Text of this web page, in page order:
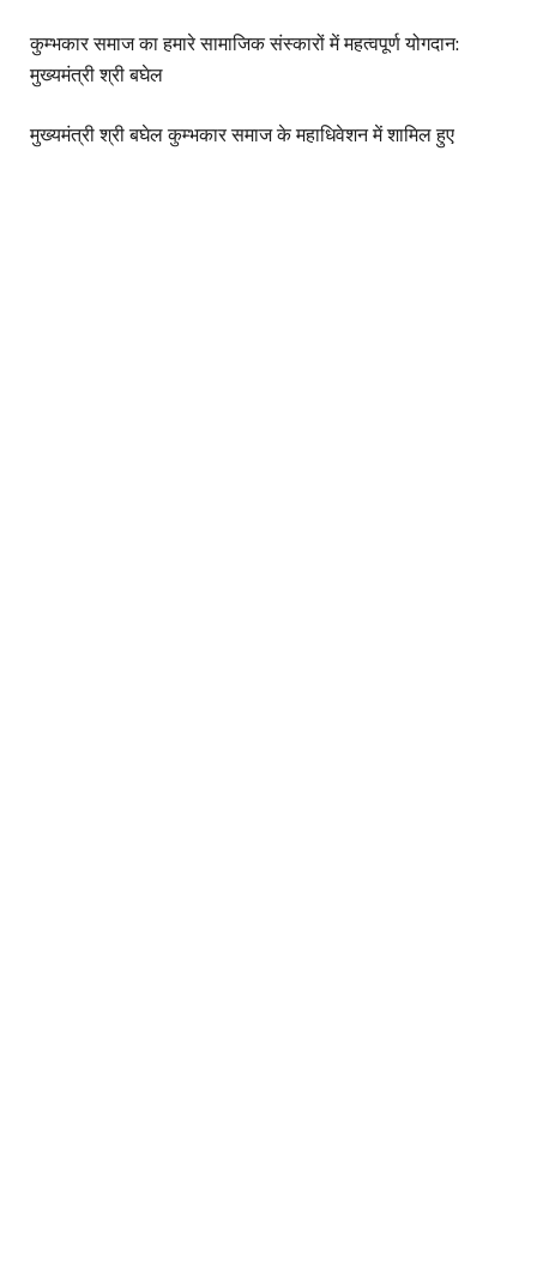
कुम्भकार समाज का हमारे सामाजिक संस्कारों में महत्वपूर्ण योगदान:
मुख्यमंत्री श्री बघेल
मुख्यमंत्री श्री बघेल कुम्भकार समाज के महाधिवेशन में शामिल हुए